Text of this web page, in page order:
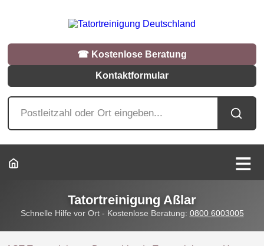
☎︎ Kostenlose Beratung
Kontaktformular
Tatortreinigung Aßlar
Schnelle Hilfe vor Ort - Kostenlose Beratung: 0800 6003005